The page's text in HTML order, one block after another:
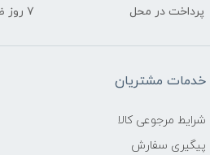
پرداخت در محل ۷ روز ضمانت بازگشت
خدمات مشتریان
شرایط مرجوعی کالا
پیگیری سفارش